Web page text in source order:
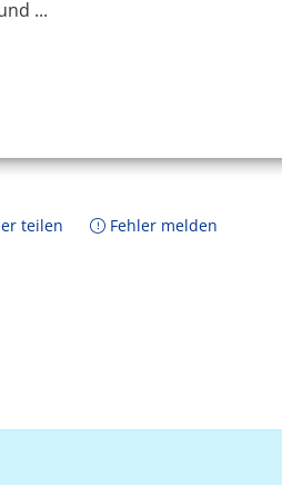
...
teilen Fehler melden